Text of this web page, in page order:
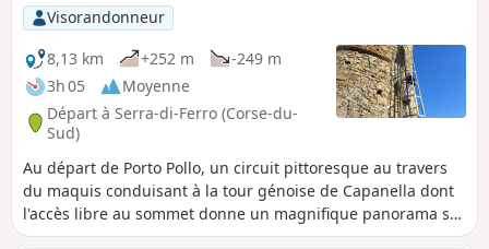
Visorandonneur
8,13 km
+252 m
-249 m
3h 05
Moyenne
Départ à Serra-di-Ferro (Corse-du-
Sud)
Au départ de Porto Pollo, un circuit pittoresque au travers
du maquis conduisant à la tour génoise de Capanella dont
l'accès libre au sommet donne un magnifique panorama sur
la jolie baie de Cupabia, sur la Punta et l'anse de Capanella.